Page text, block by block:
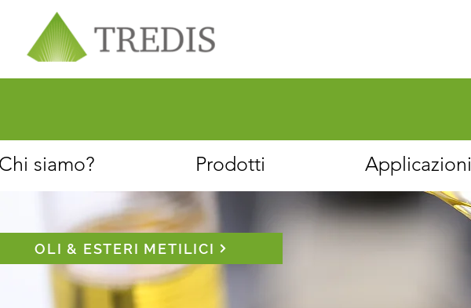
Chi siamo
siamo? Prodotti Applicazioni
OLI & ESTERI METILICI